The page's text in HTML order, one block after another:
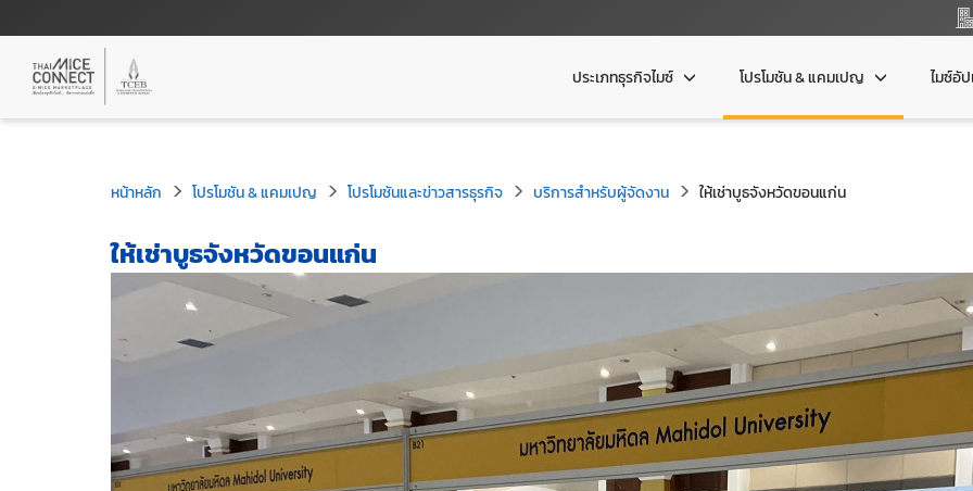
ประเภทธุรกิจไมซ์ โปรโมชัน & แคมเปญ ไมซ์อั
หน้าหลัก โปรโมชัน & แคมเปญ โปรโมชันและข่าวสารธุรกิจ บริการสำหรับผู้จัดงาน ให้เช่าบูธจังหวัดขอนแก่น
ให้เช่าบูธจังหวัดขอนแก่น